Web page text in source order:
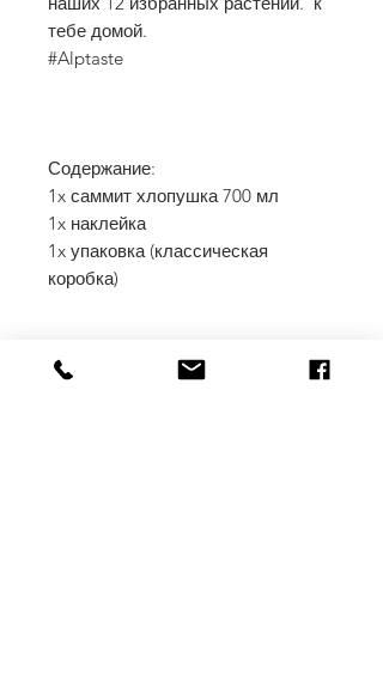
тебе домой.
#Alptaste
Содержание:
1x саммит хлопушка 700 мл
1x наклейка
1x упаковка (классическая
коробка)